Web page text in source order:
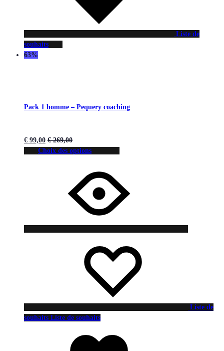
Liste de
souhaits
63%
Pack 1 homme – Pequery coaching
€ 99,00 €269,00
Choix des options
Liste de
souhaits Liste de souhaits